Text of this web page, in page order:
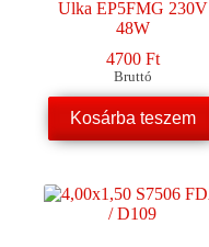
Ulka EP5FMG 230V
48W
4700 Ft
Bruttó
Kosárba teszem